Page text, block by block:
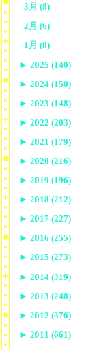
3月 (8)
2月 (6)
1月 (8)
► 2025 (140)
► 2024 (150)
► 2023 (148)
► 2022 (203)
► 2021 (179)
► 2020 (216)
► 2019 (196)
► 2018 (212)
► 2017 (227)
► 2016 (255)
► 2015 (273)
► 2014 (319)
► 2013 (248)
► 2012 (376)
► 2011 (661)